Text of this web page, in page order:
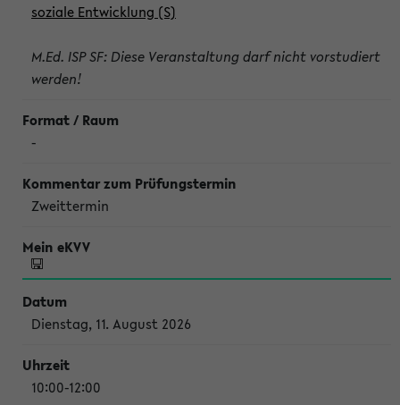
soziale Entwicklung (S)
M.Ed. ISP SF: Diese Veranstaltung darf nicht vorstudiert
werden!
-
Zweittermin
Dienstag, 11. August 2026
10:00-12:00